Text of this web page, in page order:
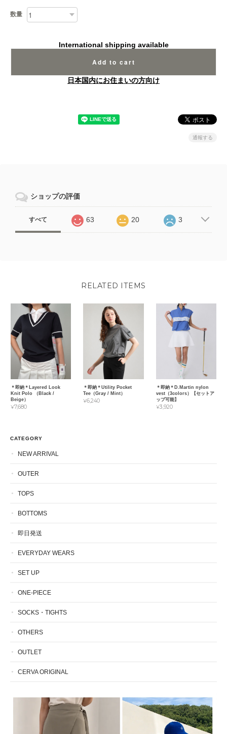
数量
International shipping available
Add to cart
日本国内にお住まいの方向け
通報する
ショップの評価
すべて 63 20 3
RELATED ITEMS
＊即納＊Layered Look
Knit Polo （Black /
Beige）
¥7,680
＊即納＊Utility Pocket
Tee（Gray / Mint）
¥6,240
＊即納＊D.Martin nylon
vest（3colors）【セットア
ップ可能】
¥3,920
CATEGORY
NEW ARRIVAL
OUTER
TOPS
BOTTOMS
即日発送
EVERYDAY WEARS
SET UP
ONE-PIECE
SOCKS・TIGHTS
OTHERS
OUTLET
CERVA ORIGINAL